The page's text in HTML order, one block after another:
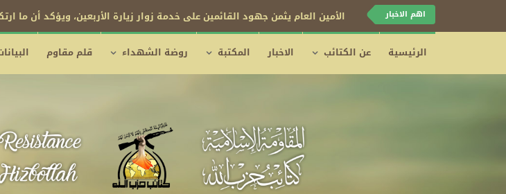
اهم الاخبار الأمين العام يثمن جهود القائمين على خدمة زوار زيارة الأربعين، ويؤكد أن ما
الرئيسية عن الكتائب الاخبار المكتبة روضة الشهداء قلم مقاوم